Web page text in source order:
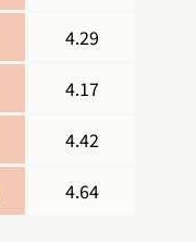
4.29
4.17
4.42
4.64